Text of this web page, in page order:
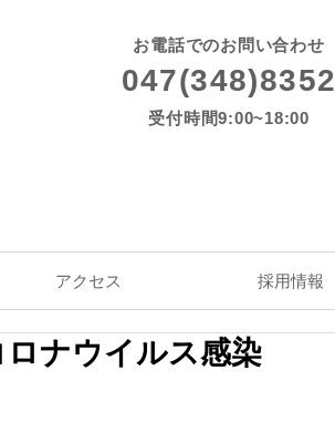
お電話でのお問い合わせ
047(348)8352
受付時間9:00~18:00
アクセス 採用情報
ナウイルス感染